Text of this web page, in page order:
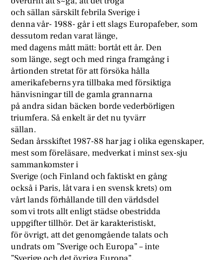
och sällan särskilt febrila Sverige i
denna vår- 1988- går i ett slags Europafeber, som
dessutom redan varat länge,
med dagens mått mätt: bortåt ett år. Den
som länge, segt och med ringa framgång i
årtionden stretat för att försöka hålla
amerikafeberns yra tillbaka med försiktiga
hänvisningar till de gamla grannarna
på andra sidan bäcken borde vederbörligen
triumfera. Så enkelt är det nu tyvärr
sällan.
Sedan årsskiftet 1987-88 har jag i olika egenskaper,
mest som föreläsare, medverkat i minst sex-sju
sammankomster i
Sverige (och Finland och faktiskt en gång
också i Paris, låt vara i en svensk krets) om
vårt lands förhållande till den världsdel
som vi trots allt enligt städse obestridda
uppgifter tillhör. Det är karakteristiskt,
för övrigt, att det genomgående talats och
undrats om ”Sverige och Europa” – inte